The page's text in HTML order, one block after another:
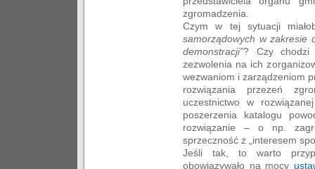
zgromadzenia.
Czym w tej sytuacji
samorządowych w zakresie
demonstracji”? Czy chodzi
zezwolenia na ich
wezwaniom i zarządzeniom
rozwiązania przezeń
uczestnictwo w
poszerzenia katalogu
rozwiązanie – o np.
sprzeczność z „interesem
Jeśli tak, to warto
obowiązywało na mocy